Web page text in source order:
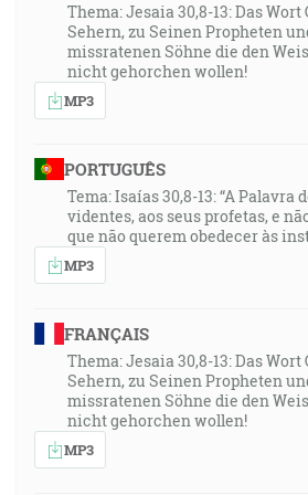
pomáhajúc im."
27:43
"Ezd 5:9-11", "Vtedy sme sa
sme im povedali: Kto vám
pýtali, aby sme popísali mená
medzi nimi, aby sme ti ich
odpovedali: My sme služobníci
staviame dom, ktorý bol už
pred mnohými roky, a staväl
30:14
"Filipänom 1:6", "… a práve
ktorý započal vo vás dobré
zachová až do dňa Ježiša Krista
Thema: Jesaia 30,8-13: Das
Sehern, zu Seinen Propheten
missratenen Söhne die den
nicht gehorchen wollen!
MP3
PORTUGUÊS
Tema: Isaías 30,8-13: “A Palavra
videntes, aos seus profetas, e
que não querem obedecer às
MP3
FRANÇAIS
Thema: Jesaia 30,8-13: Das
Sehern, zu Seinen Propheten
missratenen Söhne die den
nicht gehorchen wollen!
MP3